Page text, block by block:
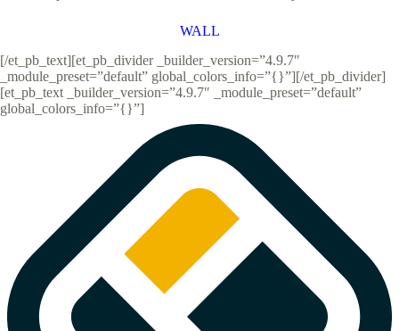
WALL
[/et_pb_text][et_pb_divider _builder_version=”4.9.7″
_module_preset=”default” global_colors_info=”{}”][/et_pb_divider]
[et_pb_text _builder_version=”4.9.7″ _module_preset=”default”
global_colors_info=”{}”]